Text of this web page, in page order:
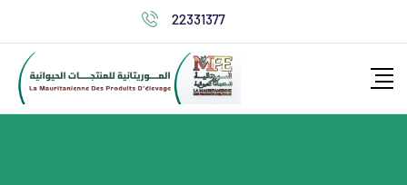
22331377